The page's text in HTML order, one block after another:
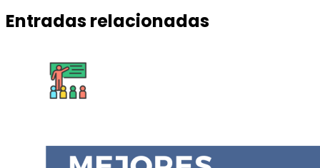
Entradas relacionadas